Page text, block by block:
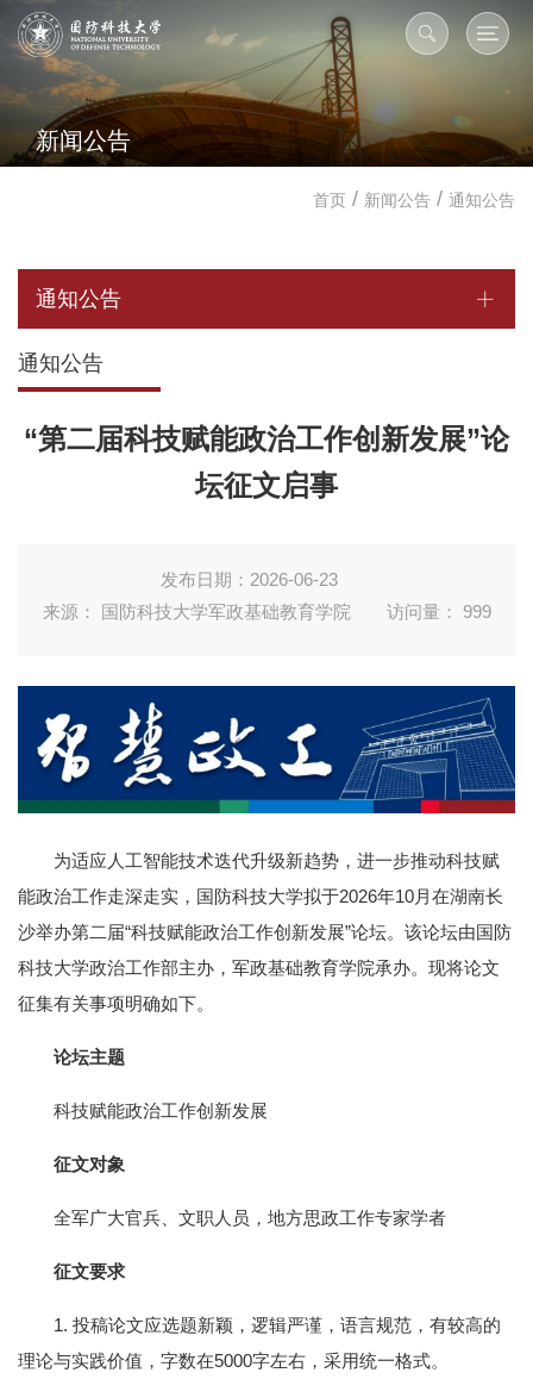
新闻公告
首页 / 新闻公告 / 通知公告
通知公告
通知公告
“第二届科技赋能政治工作创新发展”论
坛征文启事
发布日期：2026-06-23
来源： 国防科技大学军政基础教育学院
访问量： 999
为适应人工智能技术迭代升级新趋势，进一步推动科技赋
能政治工作走深走实，国防科技大学拟于2026年10月在湖南长
沙举办第二届“科技赋能政治工作创新发展”论坛。该论坛由国防
科技大学政治工作部主办，军政基础教育学院承办。现将论文
征集有关事项明确如下。
论坛主题
科技赋能政治工作创新发展
征文对象
全军广大官兵、文职人员，地方思政工作专家学者
征文要求
1. 投稿论文应选题新颖，逻辑严谨，语言规范，有较高的
理论与实践价值，字数在5000字左右，采用统一格式。